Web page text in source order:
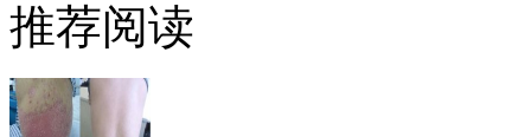
推荐阅读